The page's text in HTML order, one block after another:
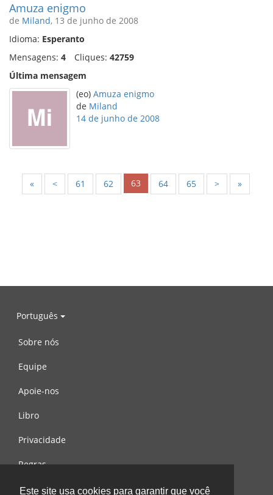
Este site usa cookies para garantir que você
Amuza enigmo
de Miland, 13 de junho de 2008
Idioma: Esperanto
Mensagens: 4 Cliques: 42759
Última mensagem
(eo) Amuza enigmo
de Miland
14 de junho de 2008
« < 61 62 63 64 65 > »
Português
Sobre nós
Equipe
Apoie-nos
Libro
Privacidade
Regras
Contacte-nos